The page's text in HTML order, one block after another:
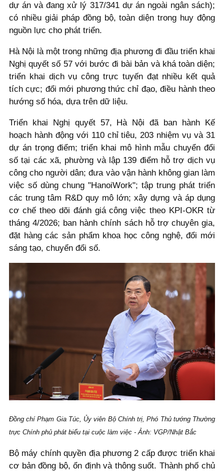
dự án và đang xử lý 317/341 dự án ngoài ngân sách);
có nhiều giải pháp đồng bộ, toàn diện trong huy động
nguồn lực cho phát triển.
Hà Nội là một trong những địa phương đi đầu triển khai
Nghị quyết số 57 với bước đi bài bản và khá toàn diện;
triển khai dịch vụ công trực tuyến đạt nhiều kết quả
tích cực; đổi mới phương thức chỉ đạo, điều hành theo
hướng số hóa, dựa trên dữ liệu.
Triển khai Nghị quyết 57, Hà Nội đã ban hành Kế
hoạch hành động với 110 chỉ tiêu, 203 nhiệm vụ và 31
dự án trọng điểm; triển khai mô hình mẫu chuyển đổi
số tại các xã, phường và lập 139 điểm hỗ trợ dịch vụ
công cho người dân; đưa vào vận hành không gian làm
việc số dùng chung "HanoiWork"; tập trung phát triển
các trung tâm R&D quy mô lớn; xây dựng và áp dụng
cơ chế theo dõi đánh giá công việc theo KPI-OKR từ
tháng 4/2026; ban hành chính sách hỗ trợ chuyên gia,
đặt hàng các sản phẩm khoa học công nghệ, đổi mới
sáng tạo, chuyển đổi số.
Đồng chí Phạm Gia Túc, Ủy viên Bộ Chính trị, Phó Thủ tướng Thường
trực Chính phủ phát biểu tại cuộc làm việc - Ảnh: VGP/Nhật Bắc
Bộ máy chính quyền địa phương 2 cấp được triển khai
cơ bản đồng bộ, ổn định và thông suốt. Thành phố chủ